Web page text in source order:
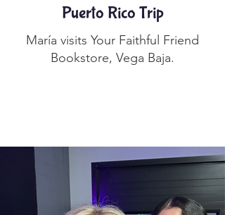
Puerto Rico Trip
María visits Your Faithful Friend
Bookstore, Vega Baja.